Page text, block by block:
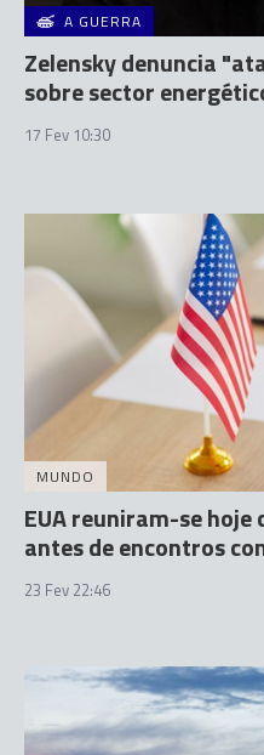
A GUERRA
Zelensky denuncia
sobre sector
17 Fev 10:30
MUNDO
EUA reuniram-se hoje
antes de encontros
23 Fev 22:46